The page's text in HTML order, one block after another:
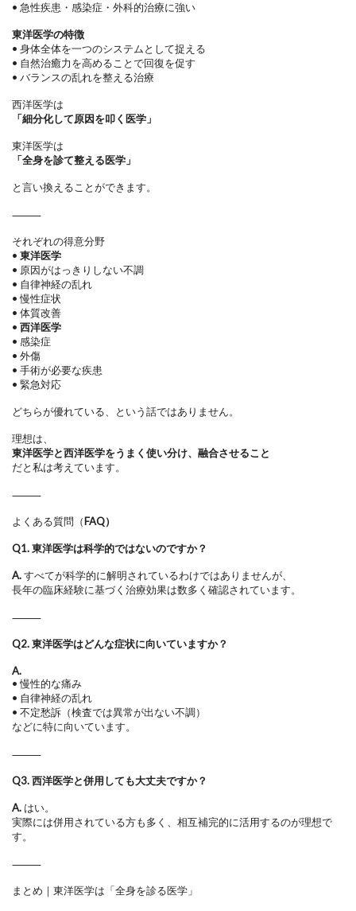
• 急性疾患・感染症・外科的治療に強い
東洋医学の特徴
• 身体全体を一つのシステムとして捉える
• 自然治癒力を高めることで回復を促す
• バランスの乱れを整える治療
西洋医学は
「細分化して原因を叩く医学」
東洋医学は
「全身を診て整える医学」
と言い換えることができます。
⸻
それぞれの得意分野
• 東洋医学
• 原因がはっきりしない不調
• 自律神経の乱れ
• 慢性症状
• 体質改善
• 西洋医学
• 感染症
• 外傷
• 手術が必要な疾患
• 緊急対応
どちらが優れている、という話ではありません。
理想は、
東洋医学と西洋医学をうまく使い分け、融合させること
だと私は考えています。
⸻
よくある質問（FAQ）
Q1. 東洋医学は科学的ではないのですか？
A.すべてが科学的に解明されているわけではありませんが、
長年の臨床経験に基づく治療効果は数多く確認されています。
⸻
Q2. 東洋医学はどんな症状に向いていますか？
A.
• 慢性的な痛み
• 自律神経の乱れ
• 不定愁訴（検査では異常が出ない不調）
などに特に向いています。
⸻
Q3. 西洋医学と併用しても大丈夫ですか？
A. はい。
実際には併用されている方も多く、相互補完的に活用するのが理想で
す。
⸻
まとめ｜東洋医学は「全身を診る医学」